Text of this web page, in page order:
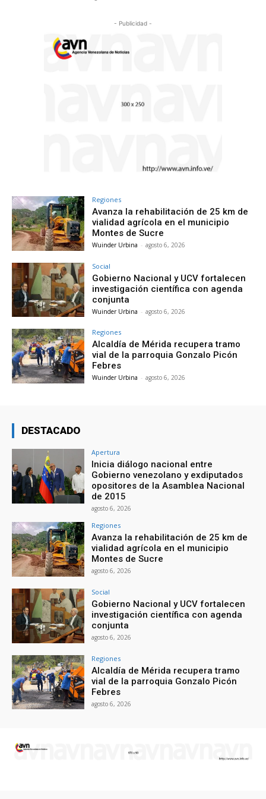
- Publicidad -
Regiones
Avanza la rehabilitación de 25 km de
vialidad agrícola en el municipio
Montes de Sucre
Wuinder Urbina - agosto 6, 2026
Social
Gobierno Nacional y UCV fortalecen
investigación científica con agenda
conjunta
Wuinder Urbina - agosto 6, 2026
Regiones
Alcaldía de Mérida recupera tramo
vial de la parroquia Gonzalo Picón
Febres
Wuinder Urbina - agosto 6, 2026
DESTACADO
Apertura
Inicia diálogo nacional entre
Gobierno venezolano y exdiputados
opositores de la Asamblea Nacional
de 2015
agosto 6, 2026
Regiones
Avanza la rehabilitación de 25 km de
vialidad agrícola en el municipio
Montes de Sucre
agosto 6, 2026
Social
Gobierno Nacional y UCV fortalecen
investigación científica con agenda
conjunta
agosto 6, 2026
Regiones
Alcaldía de Mérida recupera tramo
vial de la parroquia Gonzalo Picón
Febres
agosto 6, 2026